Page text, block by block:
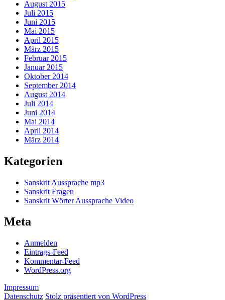
August 2015
Juli 2015
Juni 2015
Mai 2015
April 2015
März 2015
Februar 2015
Januar 2015
Oktober 2014
September 2014
August 2014
Juli 2014
Juni 2014
Mai 2014
April 2014
März 2014
Kategorien
Sanskrit Aussprache mp3
Sanskrit Fragen
Sanskrit Wörter Aussprache Video
Meta
Anmelden
Eintrags-Feed
Kommentar-Feed
WordPress.org
Impressum
Datenschutz Stolz präsentiert von WordPress